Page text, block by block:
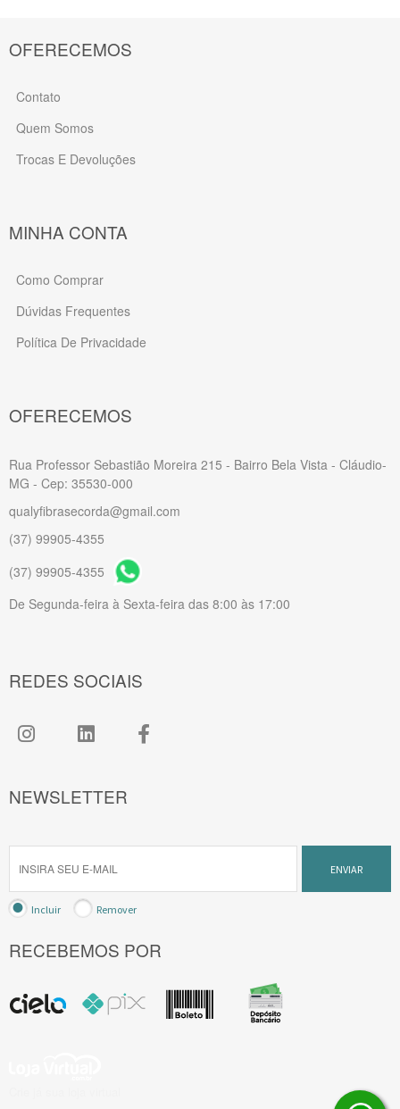
OFERECEMOS
Contato
Quem Somos
Trocas E Devoluções
MINHA CONTA
Como Comprar
Dúvidas Frequentes
Política De Privacidade
OFERECEMOS
Rua Professor Sebastião Moreira 215 - Bairro Bela Vista - Cláudio-
MG - Cep: 35530-000
qualyfibrasecorda@gmail.com
(37) 99905-4355
(37) 99905-4355
De Segunda-feira à Sexta-feira das 8:00 às 17:00
REDES SOCIAIS
NEWSLETTER
ENVIAR
Incluir Remover
RECEBEMOS POR